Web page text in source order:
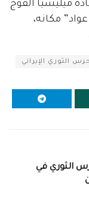
ميليشيا الفوج
مكانه،
الثوري الإيراني
الثوري في